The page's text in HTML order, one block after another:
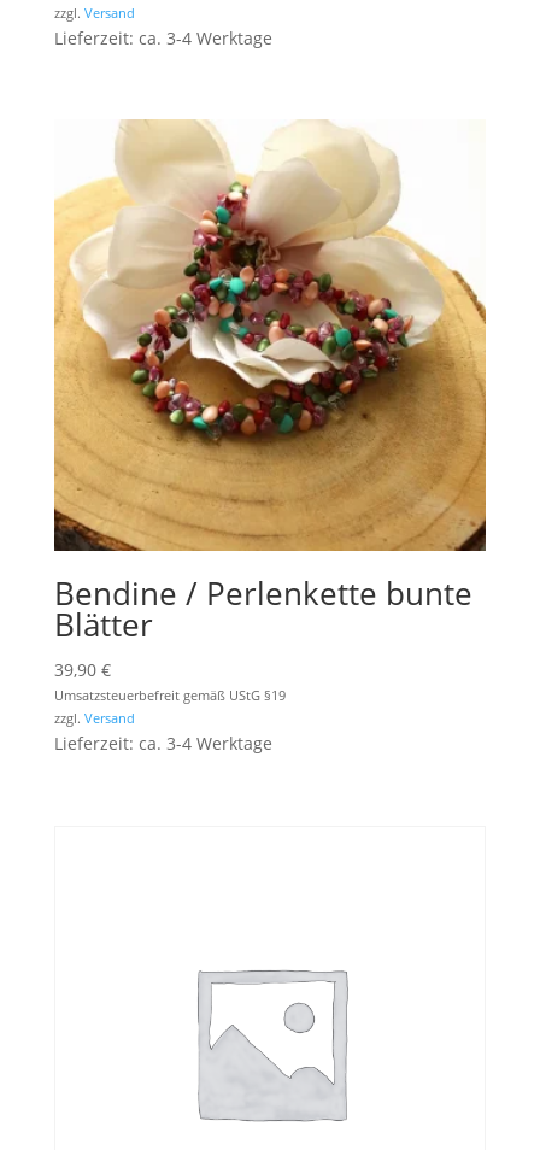
zzgl. Versand
Lieferzeit: ca. 3-4 Werktage
Bendine / Perlenkette bunte
Blätter
39,90 €
Umsatzsteuerbefreit gemäß UStG §19
zzgl. Versand
Lieferzeit: ca. 3-4 Werktage